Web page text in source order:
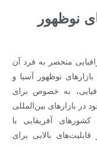
نوظهور
منحصر به فرد آن
نوظهور آسیا و
به خصوص برای
بازارهای بین‌المللی
آفریقایی با
بالایی برای